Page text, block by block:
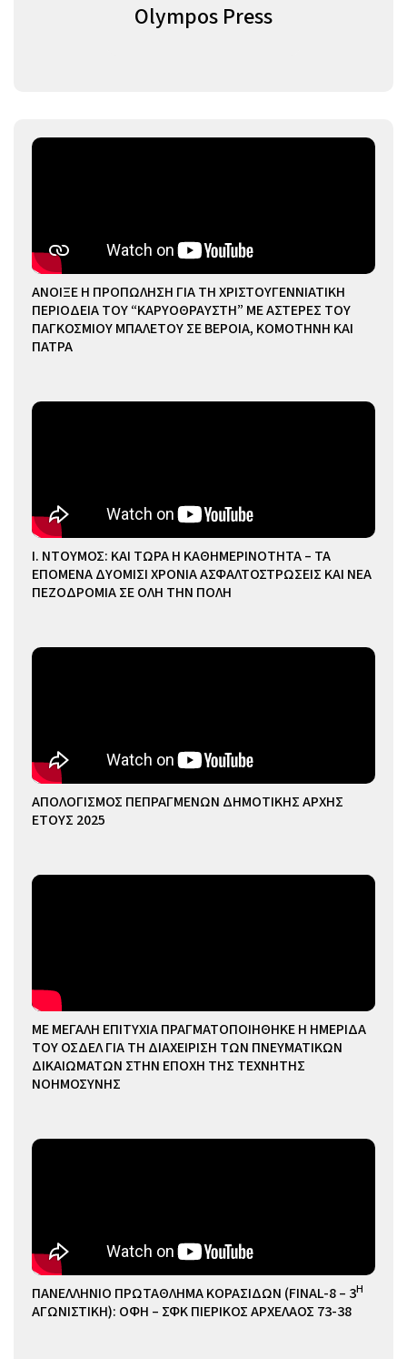
Olympos Press
ΑΝΟΙΞΕ Η ΠΡΟΠΩΛΗΣΗ ΓΙΑ ΤΗ ΧΡΙΣΤΟΥΓΕΝΝΙΑΤΙΚΗ
ΠΕΡΙΟΔΕΙΑ ΤΟΥ “ΚΑΡΥΟΘΡΑΥΣΤΗ” ΜΕ ΑΣΤΕΡΕΣ ΤΟΥ
ΠΑΓΚΟΣΜΙΟΥ ΜΠΑΛΕΤΟΥ ΣΕ ΒΕΡΟΙΑ, ΚΟΜΟΤΗΝΗ ΚΑΙ
ΠΑΤΡΑ
Ι. ΝΤΟΥΜΟΣ: ΚΑΙ ΤΩΡΑ Η ΚΑΘΗΜΕΡΙΝΟΤΗΤΑ – ΤΑ
ΕΠΟΜΕΝΑ ΔΥΟΜΙΣΙ ΧΡΟΝΙΑ ΑΣΦΑΛΤΟΣΤΡΩΣΕΙΣ ΚΑΙ ΝΕΑ
ΠΕΖΟΔΡΟΜΙΑ ΣΕ ΟΛΗ ΤΗΝ ΠΟΛΗ
ΑΠΟΛΟΓΙΣΜΟΣ ΠΕΠΡΑΓΜΕΝΩΝ ΔΗΜΟΤΙΚΗΣ ΑΡΧΗΣ
ΕΤΟΥΣ 2025
ΜΕ ΜΕΓΑΛΗ ΕΠΙΤΥΧΙΑ ΠΡΑΓΜΑΤΟΠΟΙΗΘΗΚΕ Η ΗΜΕΡΙΔΑ
ΤΟΥ ΟΣΔΕΛ ΓΙΑ ΤΗ ΔΙΑΧΕΙΡΙΣΗ ΤΩΝ ΠΝΕΥΜΑΤΙΚΩΝ
ΔΙΚΑΙΩΜΑΤΩΝ ΣΤΗΝ ΕΠΟΧΗ ΤΗΣ ΤΕΧΝΗΤΗΣ
ΝΟΗΜΟΣΥΝΗΣ
ΠΑΝΕΛΛΗΝΙΟ ΠΡΩΤΑΘΛΗΜΑ ΚΟΡΑΣΙΔΩΝ (FINAL-8 – 3Η
ΑΓΩΝΙΣΤΙΚΗ): ΟΦΗ – ΣΦΚ ΠΙΕΡΙΚΟΣ ΑΡΧΕΛΑΟΣ 73-38